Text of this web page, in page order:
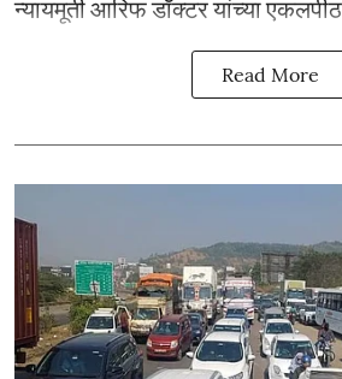
न्यायमूर्ती आरिफ डॉक्टर यांच्या
Read More